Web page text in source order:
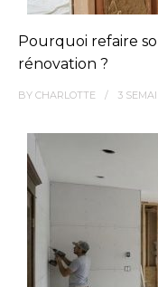
Pourquoi refaire
rénovation ?
BY CHARLOTTE 3